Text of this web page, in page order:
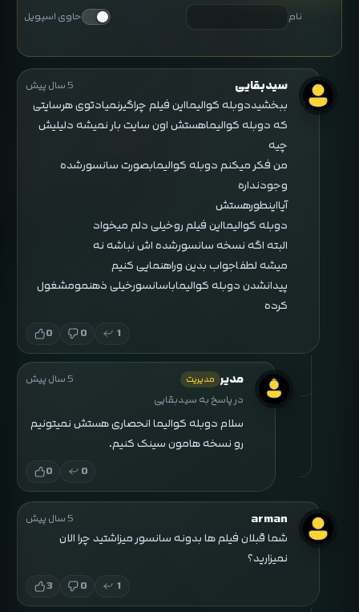
نام حاوی اسپویل
سیدبقایی 5 سال پیش
ببخشیددوبله کوالیمااین فیلم چراگیرنمیادتوی هرسایتی
که دوبله کوالیماهستش اون سایت بار نمیشه دلیلیش
چیه
من فکر میکنم دوبله کوالیمابصورت سانسورشده
وجودنداره
آیااینطورهستش
دوبله کوالیمااین فیلم روخیلی دلم میخواد
البته اگه نسخه سانسورشده اش نباشه نه
میشه لطفاجواب بدین وراهنمایی کنیم
پیدانشدن دوبله کوالیماباسانسورخیلی ذهنمومشغول
کرده
0 0 1
مدیر مدیریت
5 سال پیش
در پاسخ به سیدبقایی
سلام دوبله کوالیما انحصاری هستش نمیتونیم
رو نسخه هامون سینک کنیم.
0 0
arman 5 سال پیش
شما قبلان فیلم ها بدونه سانسور میزاشتید چرا الان
نمیزارید؟
3 0 1